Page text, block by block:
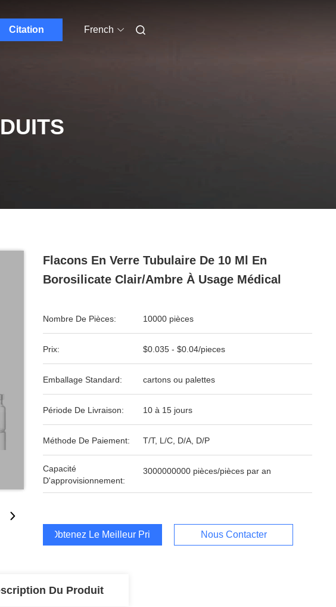
Citation French
Flacons En Verre Tubulaire De 10 Ml En
Borosilicate Clair/ambre À Usage Médical
Nombre De Pièces: 10000 pièces
Prix: $0.035 - $0.04/pieces
Emballage Standard: cartons ou palettes
Période De Livraison: 10 à 15 jours
Méthode De Paiement: T/T, L/C, D/A, D/P
Capacité
D'approvisionnement:
3000000000 pièces/pièces par an
Obtenez Le Meilleur Prix Nous Contacter
Du Produit